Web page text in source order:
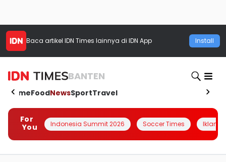
Baca artikel IDN Times lainnya di IDN App Install
BANTEN
HomeFoodNewsSportTravel
For
You
Indonesia Summit 2026 Soccer Times Iklanin